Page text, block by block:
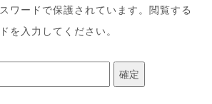
n
ワードで保護されています。閲覧する
を入力してください。